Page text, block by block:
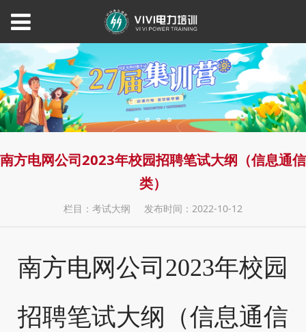
南方电网公司2023年校园招聘笔试大纲（信息通信
类）
栏目：考试大纲 发布时间：2022-10-12
南方电网公司2023年校园
招聘笔试大纲（信息通信